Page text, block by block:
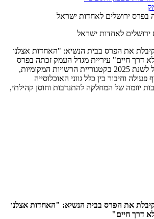
בפרס ירושלים לאחדות ישראל
לאחדות ישראל
את הפרס בבית הנשיא: "האחדות אצלנו
דרך חיים" עיריית מגדל העמק זכתה בפרס
ירושלים לאחדות ישראל לשנת 2025 בקטגוריית הרשויות המקומיות,
וחיבור בין כלל גווני האוכלוסייה
יוזמה של המחלקה להתנדבות וחוסן קהילתי,
קיבלת את הפרס בבית הנשיא: "האחדות אצלנו
דרך חיים"